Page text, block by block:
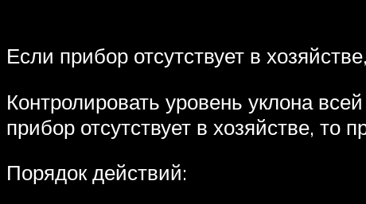
Если прибор отсутствует в
Контролировать уровень уклона
прибор отсутствует в хозяйстве, то
Порядок действий: